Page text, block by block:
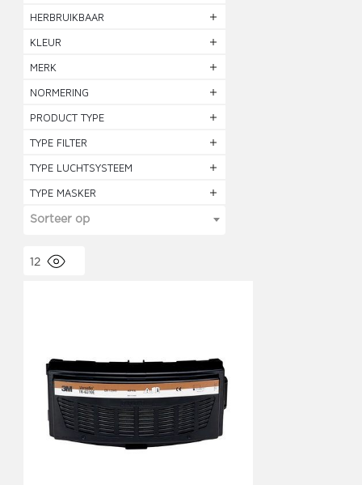
HERBRUIKBAAR
KLEUR
MERK
NORMERING
PRODUCT TYPE
TYPE FILTER
TYPE LUCHTSYSTEEM
TYPE MASKER
Sorteer op
12